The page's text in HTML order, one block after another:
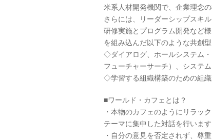
米系人材開発機関で、企業理念
さらには、リーダーシップスキ
研修実施とプログラム開発など
を組み込んだ以下のような共創
◇ダイアログ、ホールシステム・
フューチャーサーチ）、システ
◇学習する組織構築のための組
■ワールド・カフェとは？
・本物のカフェのようにリラッ
テーマに集中した対話を行います
・自分の意見を否定されず、尊